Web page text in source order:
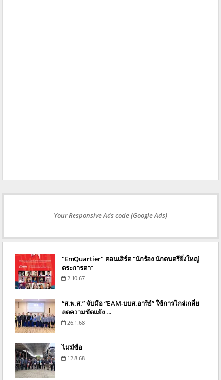
Your Responsive Ads code (Google Ads)
"EmQuartier" คอนเสิร์ต “นักร้อง นักดนตรียิ่งใหญ่
ตระการตา”
2.10.67
“ส.พ.ส.” จับมือ “BAM-บบส.อารีย์” ใช้การไกล่เกลี่ย
ลดความขัดแย้ง ...
26.1.68
ไม่มีชื่อ
12.8.68